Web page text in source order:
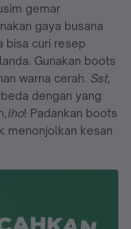
gemar
gaya busana
bisa curi resep
Gunakan boots
warna cerah. Sst,
dengan yang
lho! Padankan boots
menonjolkan kesan